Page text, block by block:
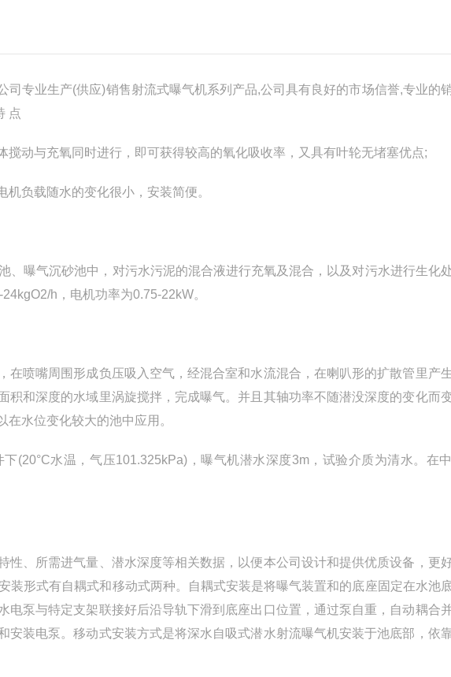
专业生产(供应)销售射流式曝气机系列产品,公司具有良好的市场信誉,专业的
点
与充氧同时进行，即可获得较高的氧化吸收率，又具有叶轮无堵塞优点;
负载随水的变化很小，安装简便。
气沉砂池中，对污水污泥的混合液进行充氧及混合，以及对污水进行生化
h，电机功率为0.75-22kW。
嘴周围形成负压吸入空气，经混合室和水流混合，在喇叭形的扩散管里产
积和深度的水域里涡旋搅拌，完成曝气。并且其轴功率不随潜没深度的变化而
水位变化较大的池中应用。
水温，气压101.325kPa)，曝气机潜水深度3m，试验介质为清水。在
所需进气量、潜水深度等相关数据，以便本公司设计和提供优质设备，更
装形式有自耦式和移动式两种。自耦式安装是将曝气装置和的底座固定在水池
电泵与特定支架联接好后沿导轨下滑到底座出口位置，通过泵自重，自动耦合
安装电泵。移动式安装方式是将深水自吸式潜水射流曝气机安装于池底部，依